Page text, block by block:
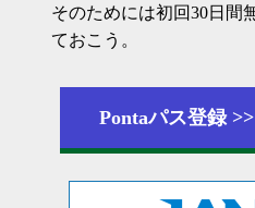
そのためには初回30日間
ておこう。
Pontaパス登録